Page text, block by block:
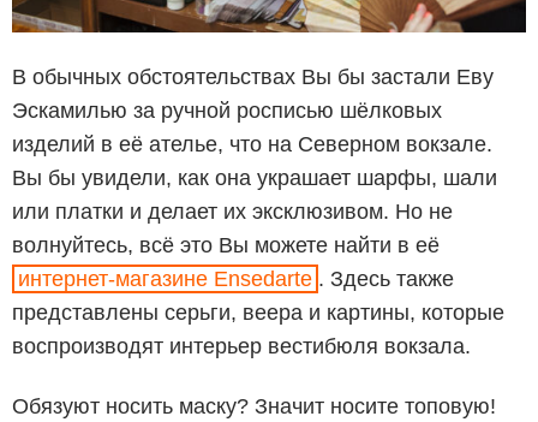
В обычных обстоятельствах Вы бы застали Еву
Эскамилью за ручной росписью шёлковых
изделий в её ателье, что на Северном вокзале.
Вы бы увидели, как она украшает шарфы, шали
или платки и делает их эксклюзивом. Но не
волнуйтесь, всё это Вы можете найти в её
интернет-магазине Ensedarte . Здесь также
представлены серьги, веера и картины, которые
воспроизводят интерьер вестибюля вокзала.
Обязуют носить маску? Значит носите топовую!